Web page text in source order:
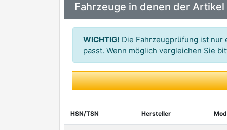
WALKER PRODUCTS
Fahrzeuge in denen der
WICHTIG! Die Fahrzeugprüfung ist nur
passt. Wenn möglich vergleichen Sie
HSN/TSN Hersteller